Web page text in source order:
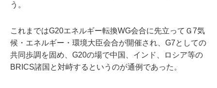
う。
これまではG20エネルギー転換WG会合に先立ってＧ7気
候・エネルギー・環境大臣会合が開催され、G7としての
共同歩調を固め、G20の場で中国、インド、ロシア等の
BRICS諸国と対峙するというのが通例であった。